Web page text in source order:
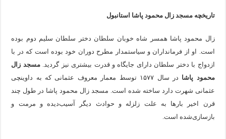
ویژگی‌های مثبت شخصیت در زبان ترکی استانبولی
موزه افسانه‌های کارتال استانبول؛ سفری به دنیای قصه‌ها در
موزه ساعت کاخ توپکاپی استانبول
اجاره خانه در استانبول چگونه است؟ راهنمای کامل در سال 2026
تاریخچه مسجد زال محمود پاشا استانبول
زال محمود پاشا همسر شاه خوبان سلطان دختر سلطان سلیم دوم بوده
است. او از فرمانداران و سیاستمدار مطرح دوران خود بوده است که در با
ازدواج با دختر سلطان دارای جایگاه و قدرت بیشتری نیز گردید.مسجد زال
محمود پاشا
در سال ۱۵۷۷ توسط معمار معروف عثمانی که به داوینچی
عثمانی شهرت دارد ساخته شده است. مسجد زال محمود پاشا در طول چند
قرن اخیر بارها به علت زلزله و حوادث دیگر آسیب‌دیده و مرمت و
بازسازی‌شده است.